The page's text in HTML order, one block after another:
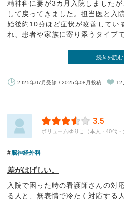
精神科に妻が3カ月入院しました
して戻ってきました。担当医と入
始後約10分ほど症状が改善してい
れ、患者や家族に寄り添うタイプ
続きを読む
2025年07月受診 / 2025年08月投稿 12
3.5
ボリュームゆりこ（本人・40代・
脳神経外科
差がはげしい。
入院で困った時の看護師さんの対
る人と、無表情で冷たく対応する